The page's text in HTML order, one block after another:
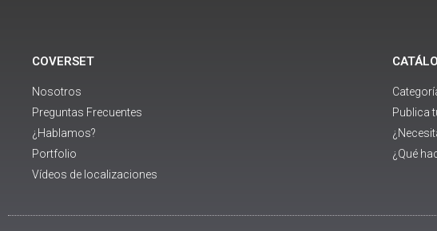
COVERSET
Nosotros
Preguntas Frecuentes
¿Hablamos?
Portfolio
Vídeos de localizaciones
Publica
¿Qué